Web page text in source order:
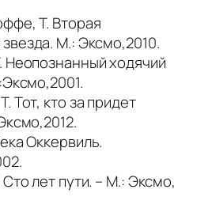
Т. Вторая
М.: Эксмо,2010.
Неопознанный ходячий
Тот, кто за придет
Оккервиль.
Сто лет пути. – М.: Эксмо,